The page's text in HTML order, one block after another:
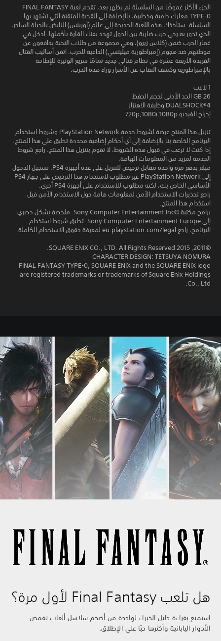
الجزء الأكثر غموضًا من السلسلة لم يظهر بعد، تقدم لعبة FINAL FANTASY
TYPE-0 معارك دامية وخطيرة، بالإضافة إلى القصة المتقنة التي تشتهر بها
السلسلة. ستأخذك هذه اللعبة الجديدة إلى عالم (أورينس) النابض بالحياة الساحر،
الذي تدور به رحى حرب ضارية بين الدول تهدد بفناء القارة بأكملها. ادخل في
غمار الحرب ضمن (كلاس زيرو)، وهي مجموعة من طلاب النخبة يدافعون عن
موطنهم ضد هجوم (إمبراطورية ميليتسي) الداعية للحرب. اتقن أساليب القتال
الفريدة الأربعة عشرة في نظام قتالي جديد تمامًا سريع الوتيرة للإطاحة
بالإمبراطورية وكشف النقاب عن الأسرار وراء هذه الحرب.
26 GB الحد الأدنى لحجم الحفظ
DUALSHOCK‎®4 وظيفة الاهتزاز
إخراج الفيديو 720p,1080i,1080p
تنزيل هذا المنتج عرضة لشروط خدمة PlayStation Network وشروط استخدام
البرنامج الخاصة بنا بالإضافة إلى أي أحكام إضافية محددة تطبق على هذا المنتج.
إذا كنت لا ترغب في قبول هذه الشروط، لا تقوم بتنزيل هذا المنتج. راجع شروط
الخدمة لمزيد من المعلومات الهامة.
مبلغ يدفع مرة واحدة مقابل ترخيص للتنزيل على عدة أجهزة PS4. تسجيل الدخول
إلى PlayStation Network غير مطلوب لاستخدام هذا الترخيص على جهاز PS4
الأساسي الخاص بك، لكنه مطلوب للاستخدام على أجهزة PS4 أخرى.
راجع تحذيرات الاستخدام الآمن لمعلومات هامة حول الاستخدام الآمن قبل
استخدام هذا المنتج.
برامج مكتبة ©Sony Computer Entertainment Inc. ملخصة بشكل حصري
إلى Sony Computer Entertainment Europe. تطبق شروط استخدام
البرنامج، راجع eu.playstation.com/legal لمعرفة حقوق الاستخدام الكاملة.
©2011, 2015 SQUARE ENIX CO., LTD. All Rights Reserved.
CHARACTER DESIGN: TETSUYA NOMURA
FINAL FANTASY TYPE-0, SQUARE ENIX and the SQUARE ENIX logo
are registered trademarks or trademarks of Square Enix Holdings
Co., Ltd.
هل تلعب Final Fantasy لأول مرة؟
استمتع بقراءة دليل الخبراء لواحدة من أضخم سلاسل ألعاب تقمص
الأدوار اليابانية وأكثرها حبًا على الإطلاق.